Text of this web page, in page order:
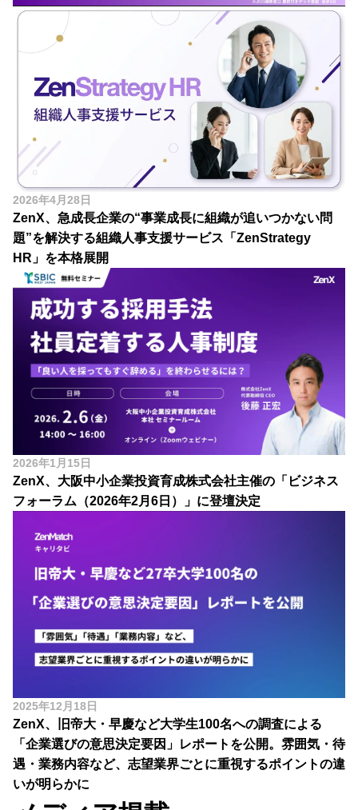
2026年4月28日
ZenX、急成長企業の“事業成長に組織が追いつかない問
題”を解決する組織人事支援サービス「ZenStrategy
HR」を本格展開
2026年1月15日
ZenX、大阪中小企業投資育成株式会社主催の「ビジネス
フォーラム（2026年2月6日）」に登壇決定
2025年12月18日
ZenX、旧帝大・早慶など大学生100名への調査による
「企業選びの意思決定要因」レポートを公開。雰囲気・待
遇・業務内容など、志望業界ごとに重視するポイントの違
いが明らかに